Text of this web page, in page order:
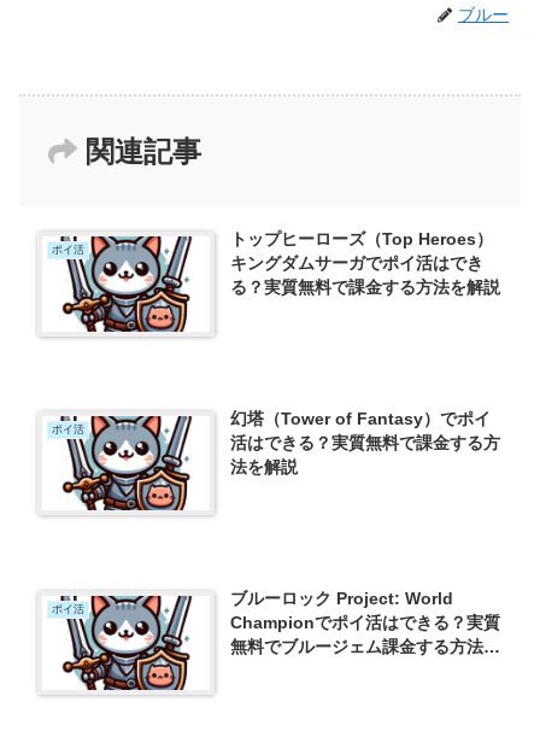
ブルー
関連記事
ポイ活
トップヒーローズ（Top Heroes）
キングダムサーガでポイ活はでき
る？実質無料で課金する方法を解説
ポイ活
幻塔（Tower of Fantasy）でポイ
活はできる？実質無料で課金する方
法を解説
ポイ活
ブルーロック Project: World
Championでポイ活はできる？実質
無料でブルージェム課金する方法を